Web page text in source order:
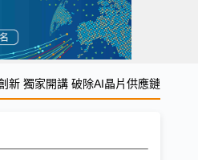
新 獨家開講 破除AI晶片供應鏈